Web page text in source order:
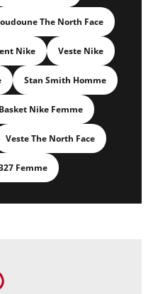
The North Face
Nike Veste Nike
Stan Smith Homme
Basket Nike Femme
Veste The North Face
Femme